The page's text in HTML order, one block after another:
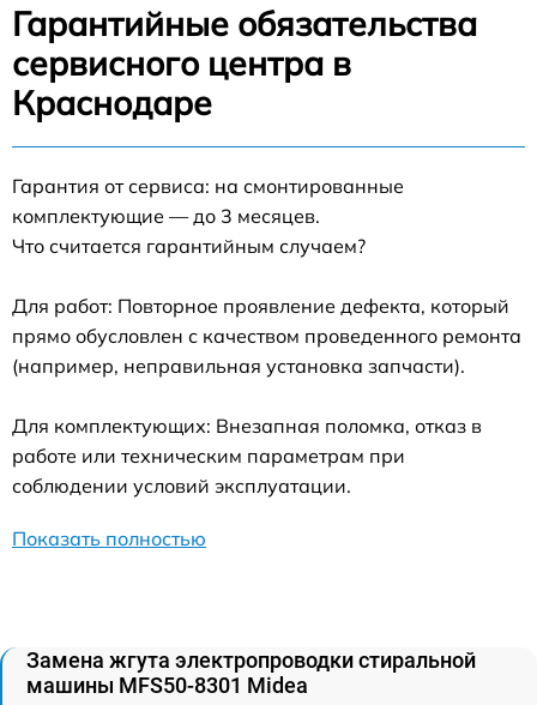
Гарантийные обязательства
сервисного центра в
Краснодаре
Гарантия от сервиса: на смонтированные
комплектующие — до 3 месяцев.
Что считается гарантийным случаем?
Для работ: Повторное проявление дефекта, который
прямо обусловлен с качеством проведенного ремонта
(например, неправильная установка запчасти).
Для комплектующих: Внезапная поломка, отказ в
работе или техническим параметрам при
соблюдении условий эксплуатации.
Показать полностью
Замена жгута электропроводки стиральной
машины MFS50-8301 Midea